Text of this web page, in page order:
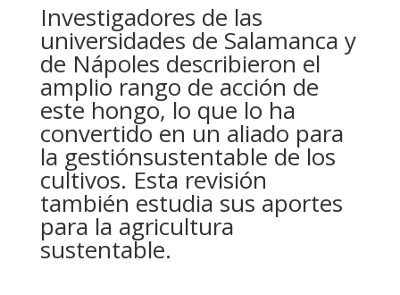
Investigadores de las
universidades de Salamanca y
de Nápoles describieron el
amplio rango de acción de
este hongo, lo que lo ha
convertido en un aliado para
la gestiónsustentable de los
cultivos. Esta revisión
también estudia sus aportes
para la agricultura
sustentable.